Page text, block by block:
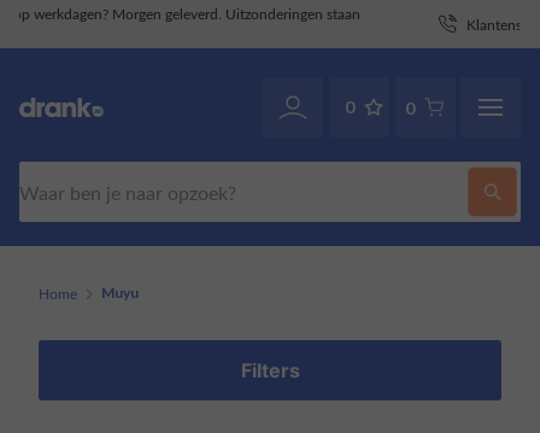
Klantenservice070-2141946 . Ook via WhatsApp.
0 0
Home Muyu
Filters